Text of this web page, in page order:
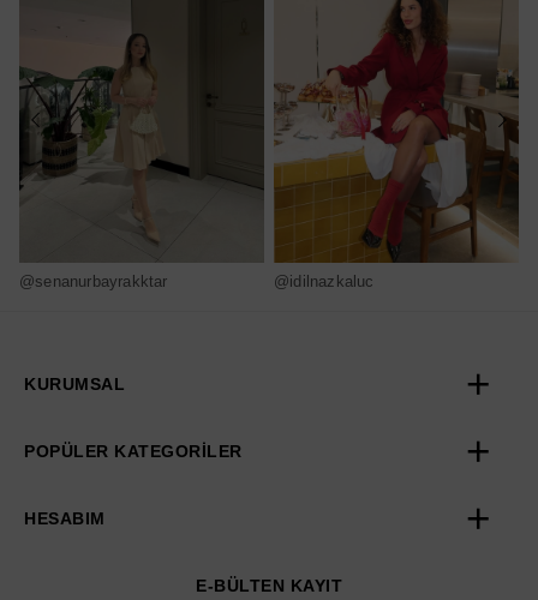
@senanurbayrakktar @idilnazkaluc
KURUMSAL
POPÜLER KATEGORİLER
HESABIM
E-BÜLTEN KAYIT